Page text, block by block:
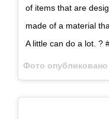
of items that are
made of a material
A little can do a lot. ?